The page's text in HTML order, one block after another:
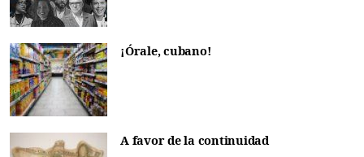
¡Órale, cubano!
A favor de la continuidad